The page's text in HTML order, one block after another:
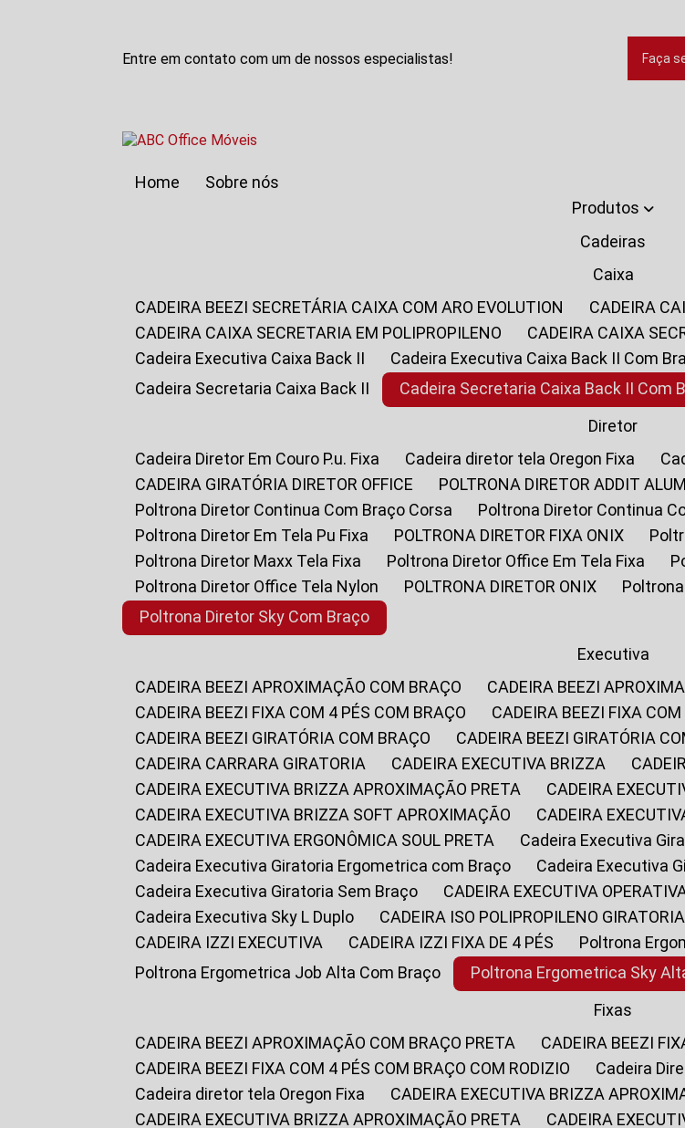
Entre em contato com um de nossos especialistas! Faça
Home
Sobre nós
Produtos
Cadeiras
Caixa
CADEIRA BEEZI SECRETÁRIA CAIXA COM ARO EVOLUTION
CADEIRA
CADEIRA CAIXA SECRETARIA EM POLIPROPILENO
CADEIRA CAIXA
Cadeira Executiva Caixa Back II
Cadeira Executiva Caixa Back II Com
Cadeira Secretaria Caixa Back II
Cadeira Secretaria Caixa Back II Com
Diretor
Cadeira Diretor Em Couro P.u. Fixa
Cadeira diretor tela Oregon Fixa
CADEIRA GIRATÓRIA DIRETOR OFFICE
POLTRONA DIRETOR ADDIT
Poltrona Diretor Continua Com Braço Corsa
Poltrona Diretor Continua
Poltrona Diretor Em Tela Pu Fixa
POLTRONA DIRETOR FIXA ONIX
Poltrona Diretor Maxx Tela Fixa
Poltrona Diretor Office Em Tela Fixa
Poltrona Diretor Office Tela Nylon
POLTRONA DIRETOR ONIX
Poltrona Diretor Sky Com Braço
Executiva
CADEIRA BEEZI APROXIMAÇÃO COM BRAÇO
CADEIRA BEEZI
CADEIRA BEEZI FIXA COM 4 PÉS COM BRAÇO
CADEIRA BEEZI FIXA
CADEIRA BEEZI GIRATÓRIA COM BRAÇO
CADEIRA BEEZI GIRATÓRIA
CADEIRA CARRARA GIRATORIA
CADEIRA EXECUTIVA BRIZZA
CADEIRA EXECUTIVA BRIZZA APROXIMAÇÃO PRETA
CADEIRA
CADEIRA EXECUTIVA BRIZZA SOFT APROXIMAÇÃO
CADEIRA
CADEIRA EXECUTIVA ERGONÔMICA SOUL PRETA
Cadeira Executiva
Cadeira Executiva Giratoria Ergometrica com Braço
Cadeira Executiva
Cadeira Executiva Giratoria Sem Braço
CADEIRA EXECUTIVA
Cadeira Executiva Sky L Duplo
CADEIRA ISO POLIPROPILENO
CADEIRA IZZI EXECUTIVA
CADEIRA IZZI FIXA DE 4 PÉS
Poltrona
Poltrona Ergometrica Job Alta Com Braço
Poltrona Ergometrica Sky
Fixas
CADEIRA BEEZI APROXIMAÇÃO COM BRAÇO PRETA
CADEIRA BEEZI
CADEIRA BEEZI FIXA COM 4 PÉS COM BRAÇO COM RODIZIO
Cadeira
Cadeira diretor tela Oregon Fixa
CADEIRA EXECUTIVA BRIZZA
CADEIRA EXECUTIVA BRIZZA APROXIMAÇÃO PRETA
CADEIRA